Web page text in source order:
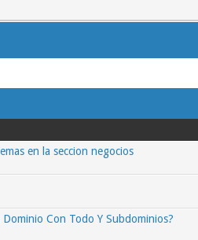
en la seccion negocios
Con Todo Y Subdominios?